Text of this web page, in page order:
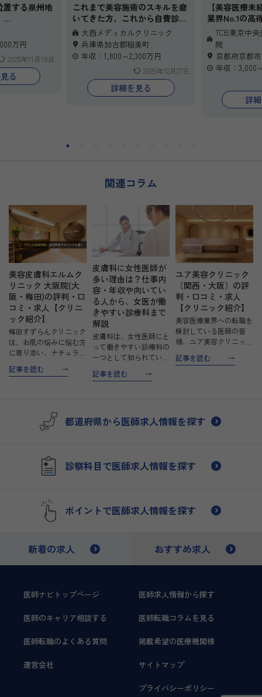
置する泉州地
万円
2025年11月18日
る
これまで美容施術のスキルを磨
いてきた方、これから自費診療
に挑戦したい皮膚科・形成外科
の先生方へ。
都会の喧騒を離れ、“穏やかで
安定した職場”で、あなたの技
術や可能性を存分に活かしてみ
ませんか？
当院は10時出社で、最寄り駅か
すさ重視派”の方に最適なのび
大西メディカルクリニック
兵庫県加古郡稲美町
年収：1,800～2,300万円
2025年12月27日
詳細を見る
【美容医療
業界No.1の高
急成長中の
ク、TCB東京
都駅前院で常
TCB東京中
院
京都府京都
年収：3,000
詳
関連コラム
美容皮膚科エルムク
リニック 大阪院(大
阪・梅田)の評判・口
コミ・求人【クリニ
ック紹介】
梅田すずらんクリニック
は、お肌の悩みに悩む方
に寄り添い、ナチュラル
美容クリニックです。完
めての方でも気軽に受診
記事を読む
皮膚科に女性医師が
多い理由は？仕事内
容・年収や向いてい
る人から、女医が働
きやすい診療科まで
解説
皮膚科は、女性医師にと
って働きやすい診療科の
一つとして知られていま
や残業が少なく、プライ
また、出産や育児とい
記事を読む
ユア美容クリニック
（関西・大阪）の評
判・口コミ・求人
【クリニック紹介】
美容医療業界への転職を
検討している医師の皆
様、ユア美容クリニック
リアのスタートに最適な
記事を読む
都道府県から医師求人情報を探す
診察科目で医師求人情報を探す
ポイントで医師求人情報を探す
新着の求人 おすすめ求人
医師ナビトップページ 医師求人情報から探す
医師のキャリア相談する 医師転職コラムを見る
医師転職のよくある質問 掲載希望の医療機関様
運営会社 サイトマップ
プライバシーポリシー